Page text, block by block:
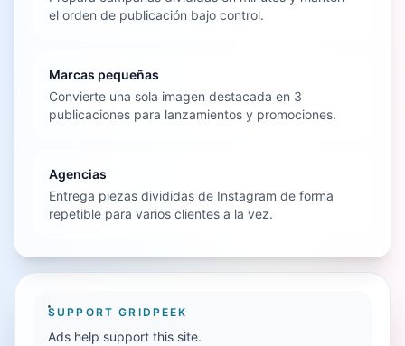
el orden de publicación bajo control.
Marcas pequeñas
Convierte una sola imagen destacada en 3
publicaciones para lanzamientos y promociones.
Agencias
Entrega piezas divididas de Instagram de forma
repetible para varios clientes a la vez.
SUPPORT GRIDPEEK
Ads help support this site.